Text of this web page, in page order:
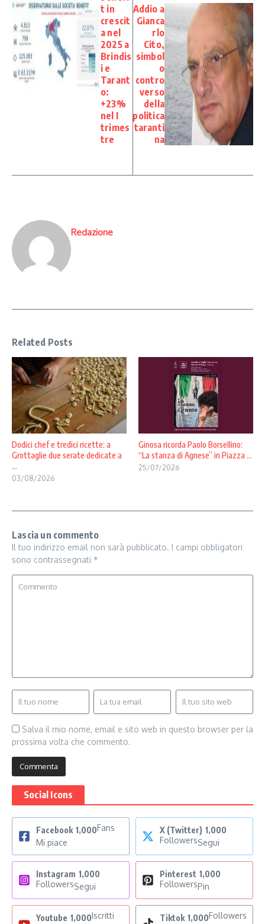
t in
crescit
a nel
2025 a
Brindis
i e
Tarant
o:
+23%
nel I
trimes
tre
Addio a
Gianca
rlo
Cito,
simbol
o
contro
verso
della
politica
taranti
na
Redazione
Related Posts
Dodici chef e tredici ricette: a
Grottaglie due serate dedicate a
...
03/08/2026
Ginosa ricorda Paolo Borsellino:
“La stanza di Agnese” in Piazza ...
25/07/2026
Lascia un commento
Il tuo indirizzo email non sarà pubblicato. I campi obbligatori
sono contrassegnati *
Salva il mio nome, email e sito web in questo browser per la
prossima volta che commento.
Social Icons
Facebook 1,000Fans
Mi piace
X (Twitter) 1,000
FollowersSegui
Instagram 1,000
FollowersSegui
Pinterest 1,000
FollowersPin
Youtube 1,000Iscritti
Tiktok 1,000Followers